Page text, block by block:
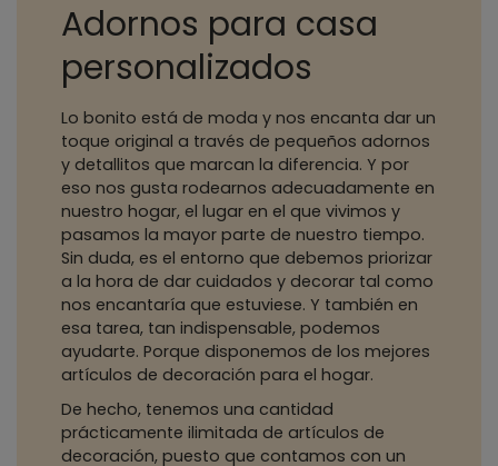
Adornos para casa
personalizados
Lo bonito está de moda y nos encanta dar un
toque original a través de pequeños adornos
y detallitos que marcan la diferencia. Y por
eso nos gusta rodearnos adecuadamente en
nuestro hogar, el lugar en el que vivimos y
pasamos la mayor parte de nuestro tiempo.
Sin duda, es el entorno que debemos priorizar
a la hora de dar cuidados y decorar tal como
nos encantaría que estuviese. Y también en
esa tarea, tan indispensable, podemos
ayudarte. Porque disponemos de los mejores
artículos de decoración para el hogar.
De hecho, tenemos una cantidad
prácticamente ilimitada de artículos de
decoración, puesto que contamos con un